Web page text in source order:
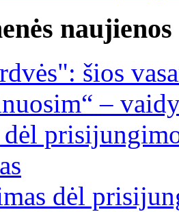
naujienos
šios
–
dėl
dėl